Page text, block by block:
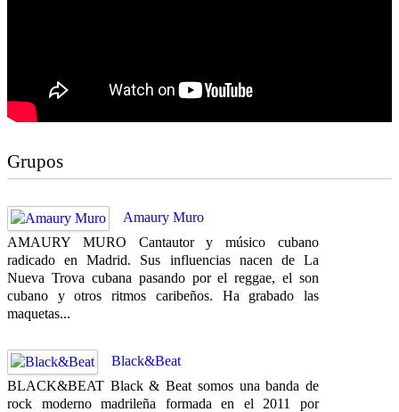
Grupos
Amaury Muro
AMAURY MURO Cantautor y músico cubano
radicado en Madrid. Sus influencias nacen de La
Nueva Trova cubana pasando por el reggae, el son
cubano y otros ritmos caribeños. Ha grabado las
maquetas...
Black&Beat
BLACK&BEAT Black & Beat somos una banda de
rock moderno madrileña formada en el 2011 por